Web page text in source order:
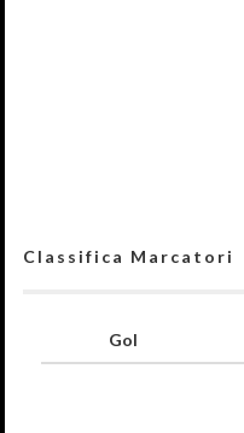
Classifica Marcatori
Gol